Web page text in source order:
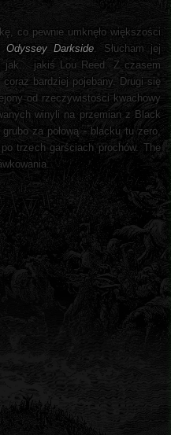
co pewnie umknęło większości
Odyssey Darkside. Słucham jej
jak... jakiś Lou Reed. Z czasem
bardziej pojebany. Drugi się
od rzeczywistości kwachowy
winyli na przemian z Black
za połową - blacku tu zero,
trzech garściach prochów. The